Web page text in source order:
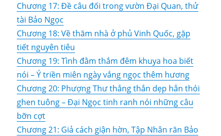
Chương 17: Đề câu đối trong vườn Đại Quan, thử
tài Bảo Ngọc
Chương 18: Về thăm nhà ở phủ Vinh Quốc, gặp
tiết nguyên tiêu
Chương 19: Tình đằm thắm đêm khuya hoa biết
nói – Ý triền miên ngày vắng ngọc thêm hương
Chương 20: Phượng Thư thẳng thắn dẹp hẳn thói
ghen tuông – Đại Ngọc tinh ranh nói những câu
bỡn cợt
Chương 21: Giả cách giận hờn, Tập Nhân răn Bảo